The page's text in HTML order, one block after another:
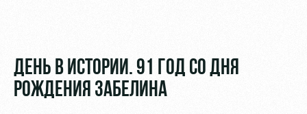
МГН
ДЕНЬ В ИСТОРИИ. 91 ГОД СО ДНЯ
РОЖДЕНИЯ ЗАБЕЛИНА